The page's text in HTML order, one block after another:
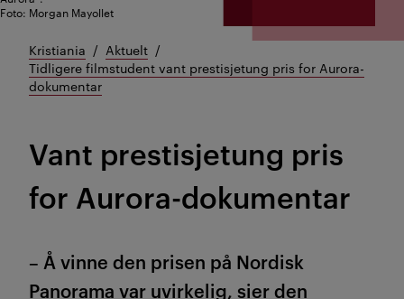
Foto: Morgan Mayollet
Kristiania
Aktuelt
Tidligere filmstudent vant prestisjetung pris for Aurora-
dokumentar
Vant prestisjetung pris
for Aurora-dokumentar
– Å vinne den prisen på Nordisk
Panorama var uvirkelig, sier den